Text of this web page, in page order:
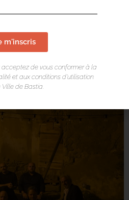
m'inscris
acceptez de vous conformer à la
et aux conditions d’utilisation
de Bastia.